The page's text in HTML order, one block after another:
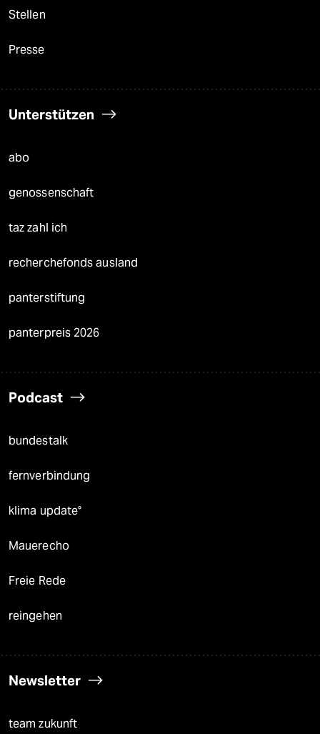
Stellen
Presse
Unterstützen
abo
genossenschaft
taz zahl ich
recherchefonds ausland
panterstiftung
panterpreis 2026
Podcast
bundestalk
fernverbindung
klima update°
Mauerecho
Freie Rede
reingehen
Newsletter
team zukunft